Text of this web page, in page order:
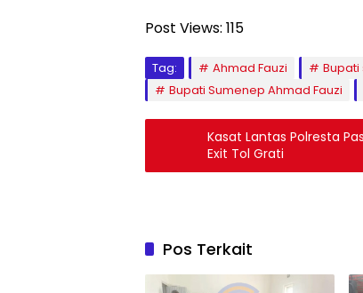
Post Views: 115
Tag: Ahmad Fauzi
Bupati Sumenep Ahmad Fauzi
Kasat Lantas Polresta
Exit Tol Grati
Pos Terkait